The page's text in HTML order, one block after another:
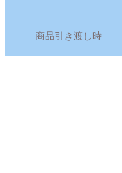
商品引き渡し時